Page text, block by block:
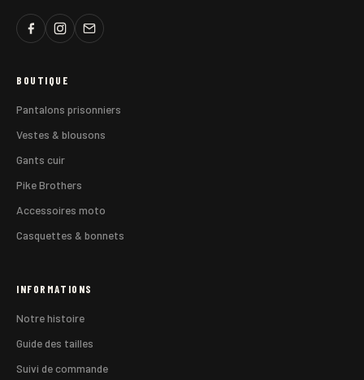
BOUTIQUE
Pantalons prisonniers
Vestes & blousons
Gants cuir
Pike Brothers
Accessoires moto
Casquettes & bonnets
INFORMATIONS
Notre histoire
Guide des tailles
Suivi de commande